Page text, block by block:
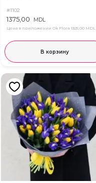
#1102
1375,00 MDL
Цена в приложении Ok Flora 1325,00 MDL
В корзину